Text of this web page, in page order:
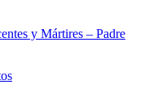
y Mártires – Padre